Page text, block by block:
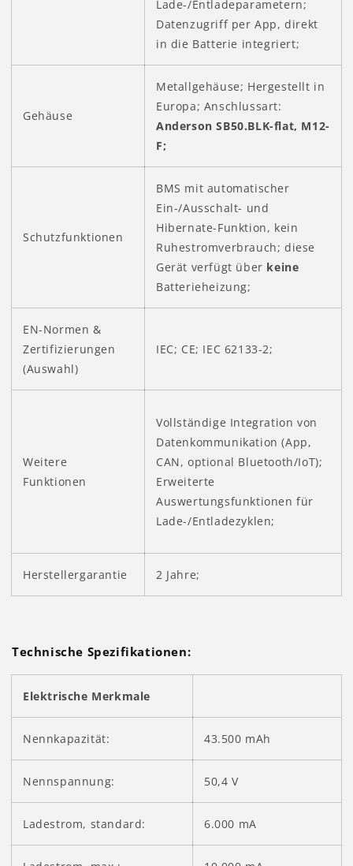
Lade-/Entladeparametern;
Datenzugriff per App, direkt
in die Batterie integriert;
Gehäuse
Metallgehäuse; Hergestellt in
Europa; Anschlussart:
Anderson SB50.BLK-flat, M12-
F;
Schutzfunktionen
BMS mit automatischer
Ein-/Ausschalt- und
Hibernate-Funktion, kein
Ruhestromverbrauch; diese
Gerät verfügt über keine
Batterieheizung;
EN-Normen &
Zertifizierungen
(Auswahl)
IEC; CE; IEC 62133-2;
Weitere
Funktionen
Vollständige Integration von
Datenkommunikation (App,
CAN, optional Bluetooth/IoT);
Erweiterte
Auswertungsfunktionen für
Lade-/Entladezyklen;
Herstellergarantie 2 Jahre;
Technische Spezifikationen:
Elektrische Merkmale
Nennkapazität: 43.500 mAh
Nennspannung: 50,4 V
Ladestrom, standard: 6.000 mA